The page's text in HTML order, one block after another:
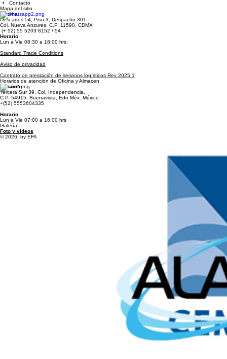
Servicios
Carga
Mudanza
Nosotros
Contacto
Mapa del sitio
Oficina
Descartes 54, Piso 3, Despacho 301
Col. Nueva Anzures, C.P. 11590, CDMX
(+ 52) 55 5203 8152 / 54
Horario
Lun a Vie 08:30 a 18:00 hrs.
Standard Trade Conditions
Aviso de privacidad
Contrato de prestación de servicios logísticos Rev 2025.1
Horarios de atención de Oficina y Almacen
Almacen
Tercera Sur 39, Col. Independencia,
C.P. 54915, Buenavista, Edo Méx. México
+(52) 5553604335
Horario